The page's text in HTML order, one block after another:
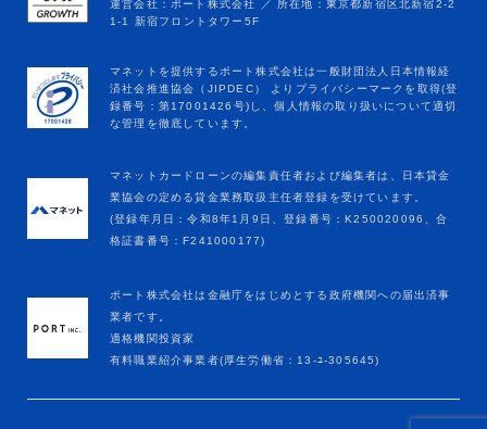
マネットカードローンの編集責任者および編集者は、日本貸金
業協会の定める貸金業務取扱主任者登録を受けています。
(登録年月日：令和8年1月9日、登録番号：K250020096、合
格証書番号：F241000177)
ポート株式会社は金融庁をはじめとする政府機関への届出済事
業者です。
適格機関投資家
有料職業紹介事業者(厚生労働省：13-ﾕ-305645)